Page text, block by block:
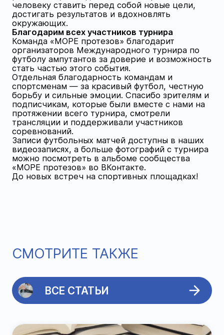
человеку ставить перед собой новые цели,
достигать результатов и вдохновлять
окружающих.
Благодарим всех участников турнира
Команда «МОРЕ протезов» благодарит
организаторов Международного турнира по
футболу ампутантов за доверие и возможность
стать частью этого события.
Отдельная благодарность командам и
спортсменам — за красивый футбол, честную
борьбу и сильные эмоции. Спасибо зрителям и
подписчикам, которые были вместе с нами на
протяжении всего турнира, смотрели
трансляции и поддерживали участников
соревнований.
Записи футбольных матчей доступны в наших
видеозаписях, а больше фотографий с турнира
можно посмотреть в альбоме сообщества
«МОРЕ протезов» во ВКонтакте.
До новых встреч на спортивных площадках!
СМОТРИТЕ ТАКЖЕ
ВСЕ СТАТЬИ